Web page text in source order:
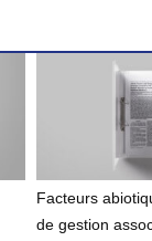
Facteurs
de gestion